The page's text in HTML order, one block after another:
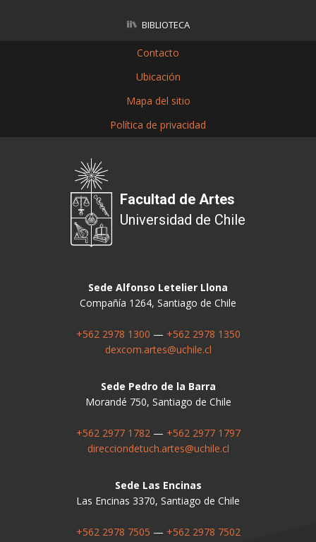
BIBLIOTECA
Contacto
Ubicación
Mapa del sitio
Política de privacidad
Facultad de Artes
Universidad de Chile
Sede Alfonso Letelier Llona
Compañía 1264, Santiago de Chile
+562 2978 1300 — +562 2978 1350
dexcom.artes@uchile.cl
Sede Pedro de la Barra
Morandé 750, Santiago de Chile
+562 2977 1782— +562 2977 1797
direcciondetuch.artes@uchile.cl
Sede Las Encinas
Las Encinas 3370, Santiago de Chile
+562 2978 7505 — +562 2978 7502